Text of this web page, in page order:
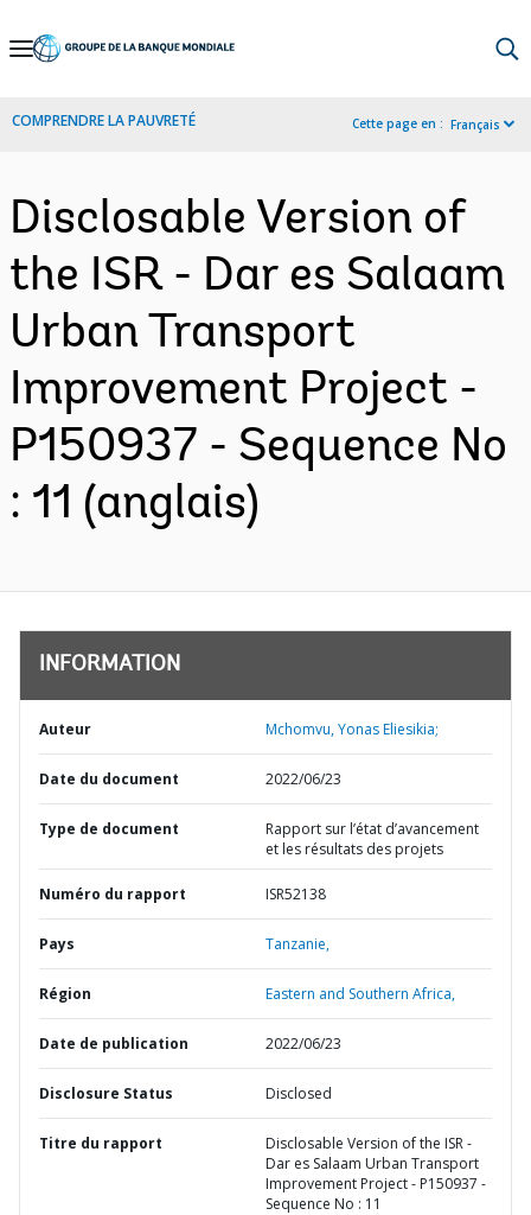
Skip
Navigation
COMPRENDRE LA PAUVRETÉ Cette page en : Français
Disclosable Version of
the ISR - Dar es Salaam
Urban Transport
Improvement Project -
P150937 - Sequence No
: 11 (anglais)
INFORMATION
Auteur Mchomvu, Yonas Eliesikia;
Date du document 2022/06/23
Type de document
Rapport sur l’état d’avancement
et les résultats des projets
Numéro du rapport ISR52138
Pays Tanzanie,
Région Eastern and Southern Africa,
Date de publication 2022/06/23
Disclosure Status Disclosed
Titre du rapport
Disclosable Version of the ISR -
Dar es Salaam Urban Transport
Improvement Project - P150937 -
Sequence No : 11